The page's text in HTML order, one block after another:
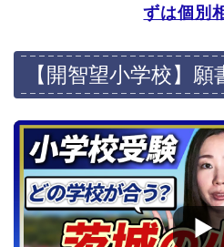
ずは個別
【開智望小学校】願
地域別小学校受験情報
埼玉
大阪
兵庫